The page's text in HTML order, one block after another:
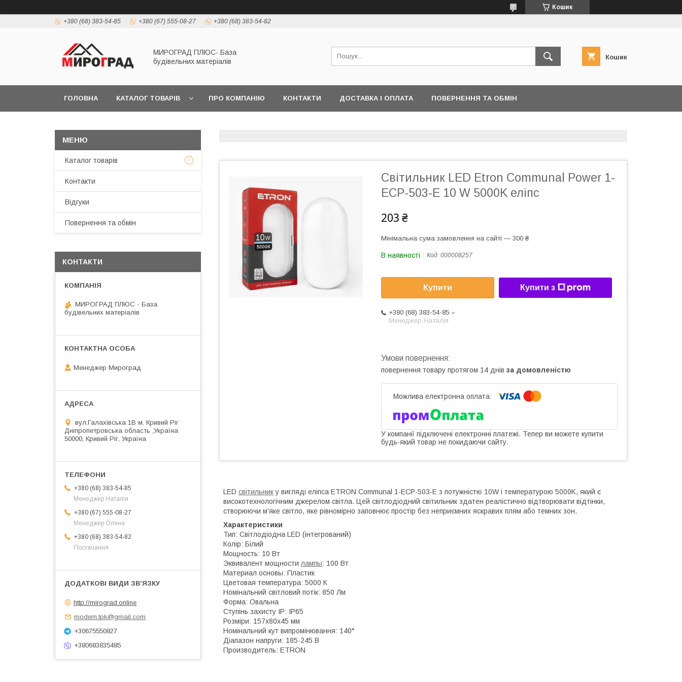
Кошик
+380 (68) 383-54-85 +380 (67) 555-08-27 +380 (68) 383-54-82
МИРОГРАД ПЛЮС- База
будівельних матеріалів
Кошик
ГОЛОВНА КАТАЛОГ ТОВАРІВ ПРО КОМПАНІЮ КОНТАКТИ ДОСТАВКА І ОПЛАТА ПОВЕРНЕННЯ ТА ОБМІН
Світильник LED Etron Communal Power 1-
ECP-503-Е 10 W 5000K еліпс
203 ₴
Мінімальна сума замовлення на сайті — 300 ₴
В наявності Код: 000008257
Купити Купити з
+380 (68) 383-54-85
Менеджер Наталія
повернення товару протягом 14 днів за домовленістю
У компанії підключені електронні платежі. Тепер ви можете купити
будь-який товар не покидаючи сайту.
LED світильнику вигляді еліпса ETRON Communal 1-EСP-503-E з потужністю 10W і температурою 5000K, який є
високотехнологічним джерелом світла. Цей світлодіодний світильник здатен реалістично відтворювати відтінки,
створюючи м’яке світло, яке рівномірно заповнює простір без неприємних яскравих плям або темних зон.
Характеристики
Тип: Світлодіодна LED (інтегрований)
Колір: Білий
Мощность: 10 Вт
Эквивалент мощности лампы: 100 Вт
Материал основы: Пластик
Цветовая температура: 5000 К
Номінальний світловий потік: 850 Лм
Форма: Овальна
Ступінь захисту IP: IP65
Розміри: 157x80x45 мм
Номінальний кут випромінювання: 140°
Діапазон напруги: 185-245 В
Производитель: ETRON
Каталог товарів
Контакти
Відгуки
Повернення та обмін
КОНТАКТИ
МИРОГРАД ПЛЮС - База
будівельних матеріалів
Менеджер Мироград
вул.Галахівська 1В м. Кривий Ріг
Дніпропетровська область ,Україна
50000, Кривий Ріг, Україна
+380 (68) 383-54-85
Менеджер Наталія
+380 (67) 555-08-27
Менеджер Олена
+380 (68) 383-54-82
Постачання
http://mirograd.online
modern.tpk@gmail.com
+30675550827
+380683835485